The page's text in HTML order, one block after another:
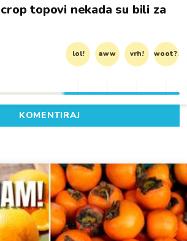
topovi nekada su bili za
lol! aww vrh! woot?!
KOMENTIRAJ